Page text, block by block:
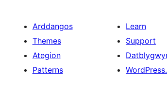
Arddangos
Themes
Ategion
Patterns
Learn
Support